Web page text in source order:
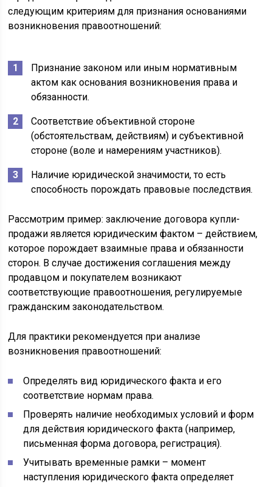
следующим критериям для признания основаниями
возникновения правоотношений:
Признание законом или иным нормативным
актом как основания возникновения права и
обязанности.
Соответствие объективной стороне
(обстоятельствам, действиям) и субъективной
стороне (воле и намерениям участников).
Наличие юридической значимости, то есть
способность порождать правовые последствия.
Рассмотрим пример: заключение договора купли-
продажи является юридическим фактом – действием,
которое порождает взаимные права и обязанности
сторон. В случае достижения соглашения между
продавцом и покупателем возникают
соответствующие правоотношения, регулируемые
гражданским законодательством.
Для практики рекомендуется при анализе
возникновения правоотношений:
Определять вид юридического факта и его
соответствие нормам права.
Проверять наличие необходимых условий и форм
для действия юридического факта (например,
письменная форма договора, регистрация).
Учитывать временные рамки – момент
наступления юридического факта определяет